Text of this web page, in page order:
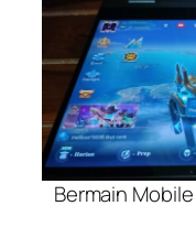
Bermain